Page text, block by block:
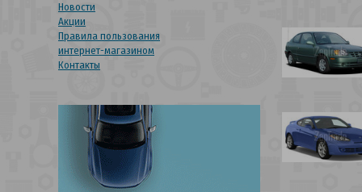
Новости
Акции
Правила пользования
интернет-магазином
Контакты